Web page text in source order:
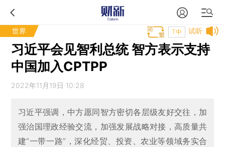
世界 试听
T中
习近平会见智利总统 智方表示支持
中国加入CPTPP
2022年11月19日 10:28
习近平强调，中方愿同智方密切各层级友好交往，加
强治国理政经验交流，加强发展战略对接，高质量共
建“一带一路”，深化经贸、投资、农业等领域务实合